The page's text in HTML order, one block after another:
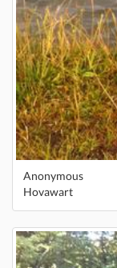
Anonymous
Hovawart